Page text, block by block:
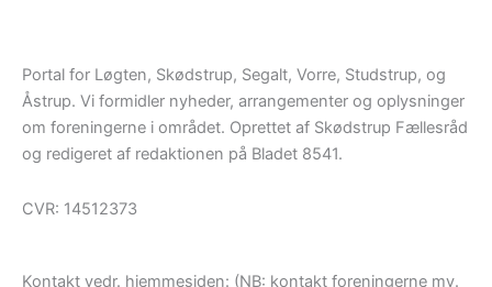
Portal for Løgten, Skødstrup, Segalt, Vorre, Studstrup, og
Åstrup. Vi formidler nyheder, arrangementer og oplysninger
om foreningerne i området. Oprettet af Skødstrup Fællesråd
og redigeret af redaktionen på Bladet 8541.
CVR: 14512373
Kontakt vedr. hjemmesiden: (NB: kontakt foreningerne mv.